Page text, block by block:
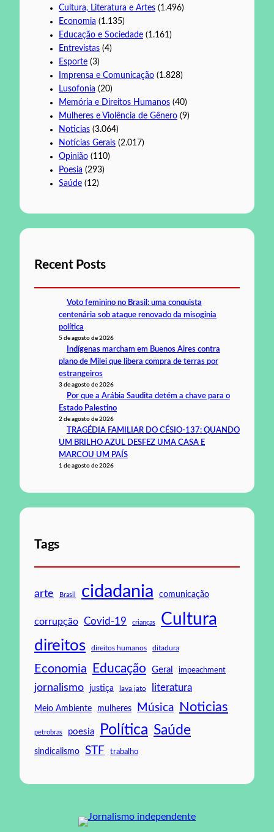
Cultura, Literatura e Artes (1.496)
Economia (1.135)
Educação e Sociedade (1.161)
Entrevistas (4)
Esporte (3)
Imprensa e Comunicação (1.828)
Lusofonia (20)
Memória e Direitos Humanos (40)
Mulheres e Violência de Gênero (9)
Noticias (3.064)
Notícias Gerais (2.017)
Opinião (110)
Poesia (293)
Saúde (12)
Recent Posts
Voto feminino no Brasil: uma conquista
centenária sob ataque renovado da misoginia
política
5 de agosto de 2026
Indígenas marcham em Buenos Aires contra
plano de Milei que libera compra de terras por
estrangeiros
3 de agosto de 2026
Por que a Arábia Saudita detém a chave para o
Estado Palestino
2 de agosto de 2026
TRAGÉDIA FAMILIAR DO CÉSIO-137: QUANDO
UM BRILHO AZUL DESFEZ UMA CASA E
MARCOU UM PAÍS
1 de agosto de 2026
Tags
arte Brasil cidadania comunicação
corrupção Covid-19 crianças Cultura
direitos direitos humanos ditadura
Economia Educação Geral impeachment
jornalismo justiça lava jato literatura
Meio Ambiente mulheres Música Noticias
petrobras poesia Política Saúde
sindicalismo STF trabalho